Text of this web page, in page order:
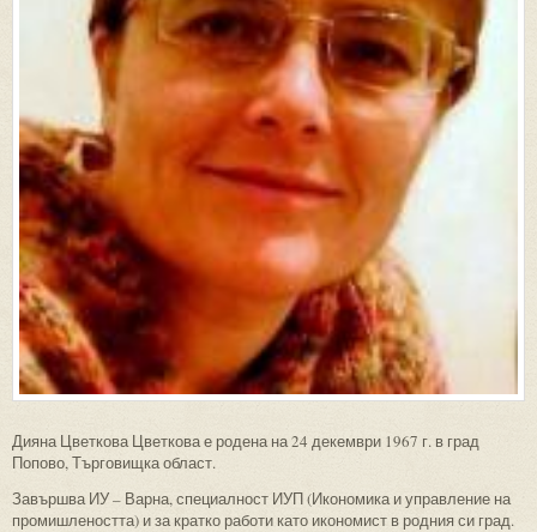
Дияна Цветкова Цветкова е родена на 24 декември 1967 г. в град
Попово, Търговищка област.
Завършва ИУ – Варна, специалност ИУП (Икономика и управление на
промишлеността) и за кратко работи като икономист в родния си град.